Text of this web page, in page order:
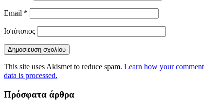
Email *
Ιστότοπος
This site uses Akismet to reduce spam. Learn how your comment
data is processed.
Πρόσφατα άρθρα